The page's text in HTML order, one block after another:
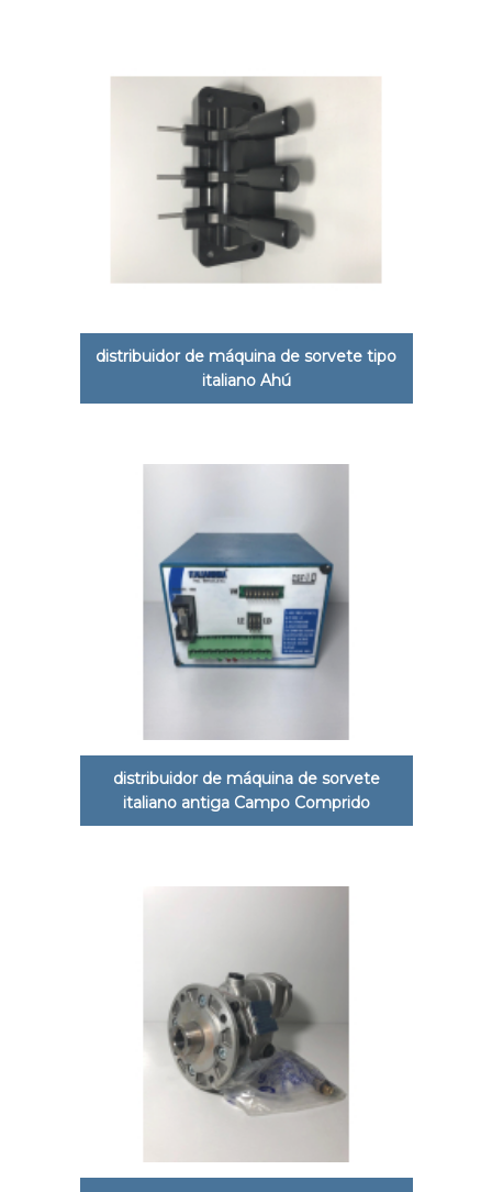
distribuidor de máquina de sorvete tipo
italiano Ahú
distribuidor de máquina de sorvete
italiano antiga Campo Comprido